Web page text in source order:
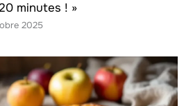
minutes ! »
2025